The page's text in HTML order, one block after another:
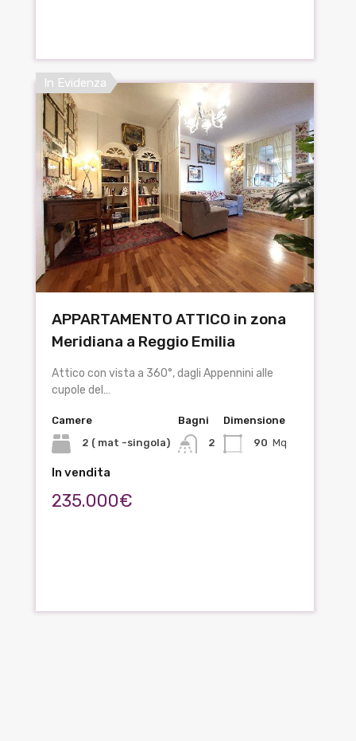
In Evidenza
APPARTAMENTO ATTICO in zona
Meridiana a Reggio Emilia
Attico con vista a 360°, dagli Appennini alle
cupole del…
Camere
2 ( mat -singola)
Bagni
2
Dimensione
90 Mq
In vendita
235.000€